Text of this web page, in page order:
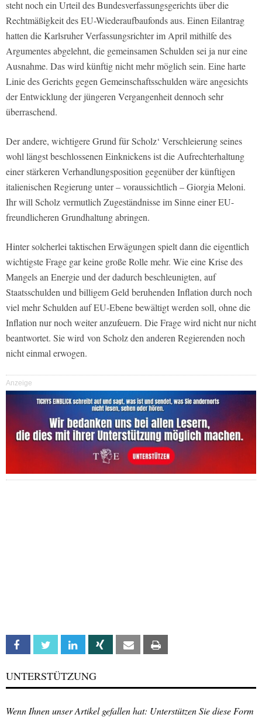
steht noch ein Urteil des Bundesverfassungsgerichts über die
Rechtmäßigkeit des EU-Wiederaufbaufonds aus. Einen Eilantrag
hatten die Karlsruher Verfassungsrichter im April mithilfe des
Argumentes abgelehnt, die gemeinsamen Schulden sei ja nur eine
Ausnahme. Das wird künftig nicht mehr möglich sein. Eine harte
Linie des Gerichts gegen Gemeinschaftsschulden wäre angesichts
der Entwicklung der jüngeren Vergangenheit dennoch sehr
überraschend.
Der andere, wichtigere Grund für Scholz‘ Verschleierung seines
wohl längst beschlossenen Einknickens ist die Aufrechterhaltung
einer stärkeren Verhandlungsposition gegenüber der künftigen
italienischen Regierung unter – voraussichtlich – Giorgia Meloni.
Ihr will Scholz vermutlich Zugeständnisse im Sinne einer EU-
freundlicheren Grundhaltung abringen.
Hinter solcherlei taktischen Erwägungen spielt dann die eigentlich
wichtigste Frage gar keine große Rolle mehr. Wie eine Krise des
Mangels an Energie und der dadurch beschleunigten, auf
Staatsschulden und billigem Geld beruhenden Inflation durch noch
viel mehr Schulden auf EU-Ebene bewältigt werden soll, ohne die
Inflation nur noch weiter anzufeuern. Die Frage wird nicht nur nicht
beantwortet. Sie wird von Scholz den anderen Regierenden noch
nicht einmal erwogen.
Anzeige
Facebook Twitter Linkedin Xing Email
UNTERSTÜTZUNG
Wenn Ihnen unser Artikel gefallen hat: Unterstützen Sie diese Form